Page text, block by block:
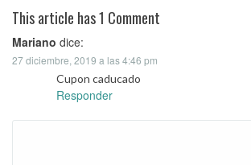
This article has 1 Comment
Mariano dice:
27 diciembre, 2019 a las 4:46 pm
Cupon caducado
Responder